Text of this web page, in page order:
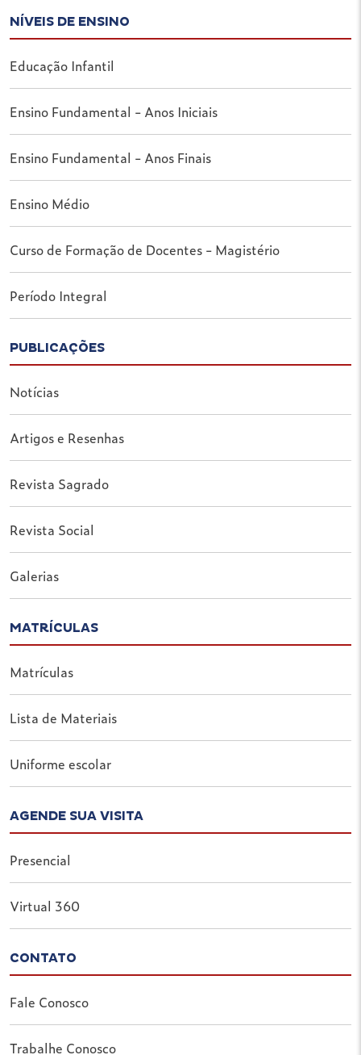
NÍVEIS DE ENSINO
Educação Infantil
Ensino Fundamental - Anos Iniciais
Ensino Fundamental - Anos Finais
Ensino Médio
Curso de Formação de Docentes - Magistério
Período Integral
PUBLICAÇÕES
Notícias
Artigos e Resenhas
Revista Sagrado
Revista Social
Galerias
MATRÍCULAS
Matrículas
Lista de Materiais
Uniforme escolar
AGENDE SUA VISITA
Presencial
Virtual 360
CONTATO
Fale Conosco
Trabalhe Conosco